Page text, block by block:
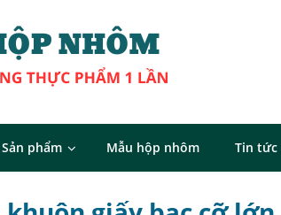
Sản phẩm Mẫu hộp nhôm Tin tức